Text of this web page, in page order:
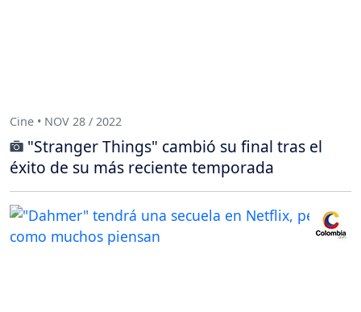
Cine • NOV 28 / 2022
"Stranger Things" cambió su final tras el
éxito de su más reciente temporada